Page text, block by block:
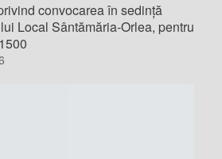
convocarea în sedință
Local Sântămăria-Orlea, pentru